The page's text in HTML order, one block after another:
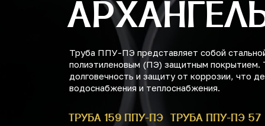
Труба ППУ-ПЭ представляет собой
полиэтиленовым (ПЭ) защитным покрытием.
долговечность и защиту от коррозии, что
водоснабжения и теплоснабжения.
ТРУБА 159 ППУ-ПЭ ТРУБА ППУ-ПЭ 57